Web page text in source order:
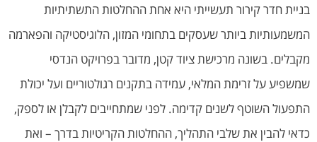
בניית חדר קירור תעשייתי היא אחת ההחלטות התשתיתיות
המשמעותיות ביותר שעסקים בתחומי המזון, הלוגיסטיקה והפארמה
מקבלים. בשונה מרכישת ציוד קטן, מדובר בפרויקט הנדסי
שמשפיע על זרימת המלאי, עמידה בתקנים רגולטוריים ועל יכולת
התפעול השוטף לשנים קדימה. לפני שמתחייבים לקבלן או לספק,
כדאי להבין את שלבי התהליך, ההחלטות הקריטיות בדרך – ואת